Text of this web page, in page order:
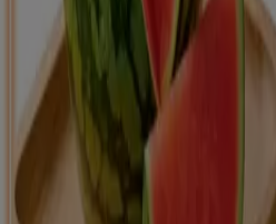
España Italia United
Colombia
Argentina France
Nederland
Deutschland Perú
Australia
Türkiye
Sverige
Ecuador
Danmark
Suomi
Schweiz
United Arab Emirates
Ceská republika
Slovenská
България